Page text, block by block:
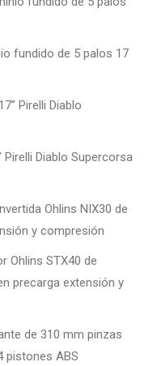
fundido de 5 palos 17
Pirelli Diablo
Pirelli Diablo Supercorsa
Ohlins NIX30 de
y compresión
Ohlins STX40 de
precarga extensión y
de 310 mm pinzas
pistones ABS